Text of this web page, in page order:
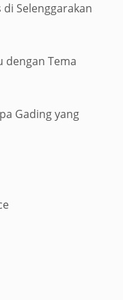
Selenggarakan
dengan Tema
Gading yang